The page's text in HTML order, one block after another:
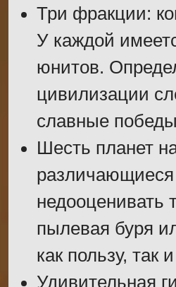
Три фракции:
У каждой
юнитов.
цивилизации
славные
Шесть планет
различающиеся
недооценивать
пылевая буря
как пользу, так
Удивительная